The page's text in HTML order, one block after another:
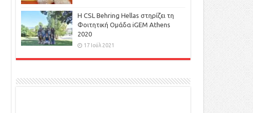
H CSL Behring Hellas στηρίζει τη
Φοιτητική Ομάδα iGEM Athens
2020
17 Ιούλ 2021